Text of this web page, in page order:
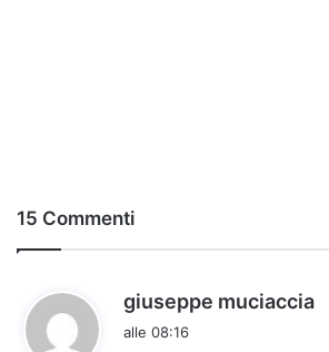
15 Commenti
giuseppe muciaccia
alle 08:16